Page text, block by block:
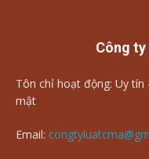
Công
Tôn chỉ hoạt động: Uy tín
mật
Email: